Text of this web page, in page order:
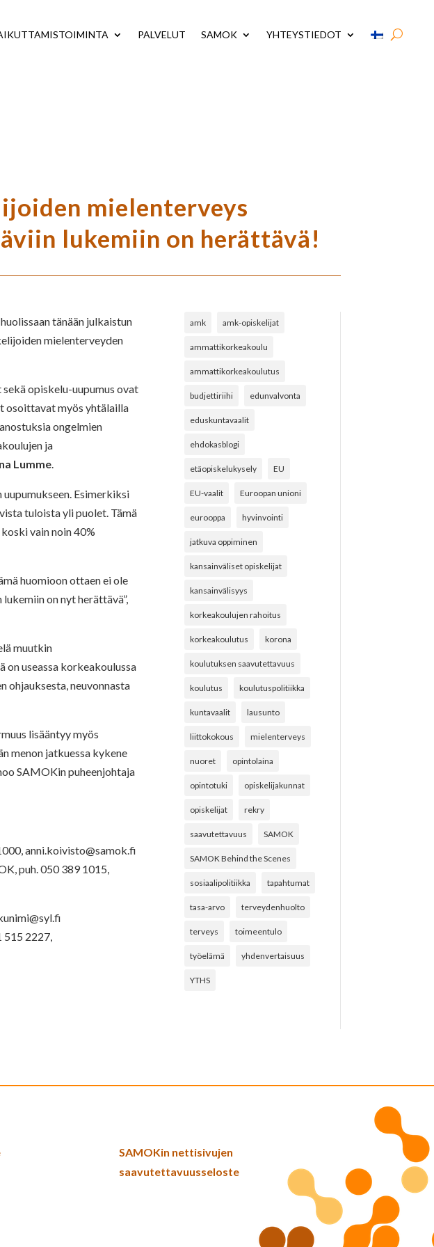
PALVELUT SAMOK YHTEYSTIEDOT
mielenterveys
lukemiin on herättävä!
tänään julkaistun
mielenterveyden
opiskelu-uupumus ovat
osoittavat myös yhtälailla
ongelmien
ja
Lumme
Esimerkiksi
tuloista yli puolet. Tämä
vain noin 40%
huomioon ottaen ei ole
on nyt herättävä”,
muutkin
useassa korkeakoulussa
neuvonnasta
lisääntyy myös
menon jatkuessa kykene
SAMOKin puheenjohtaja
anni.koivisto@samok.fi
puh. 050 389 1015,
2227,
amk amk-opiskelijat
ammattikorkeakoulu
ammattikorkeakoulutus
budjettiriihi edunvalvonta
eduskuntavaalit
ehdokasblogi
etäopiskelukysely EU
EU-vaalit Euroopan unioni
eurooppa hyvinvointi
jatkuva oppiminen
kansainväliset opiskelijat
kansainvälisyys
korkeakoulujen rahoitus
korkeakoulutus korona
koulutuksen saavutettavuus
koulutus koulutuspolitiikka
kuntavaalit lausunto
liittokokous mielenterveys
nuoret opintolaina
opintotuki opiskelijakunnat
opiskelijat rekry
saavutettavuus SAMOK
SAMOK Behind the Scenes
sosiaalipolitiikka tapahtumat
tasa-arvo terveydenhuolto
terveys toimeentulo
työelämä yhdenvertaisuus
YTHS
SAMOKin nettisivujen
saavutettavuusseloste